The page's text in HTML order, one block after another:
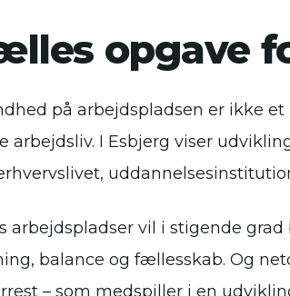
opgave
på arbejdspladsen er ikke
arbejdsliv. I Esbjerg viser
arbejdspladser vil i stigende
balance og fællesskab. Og
– som medspiller i en